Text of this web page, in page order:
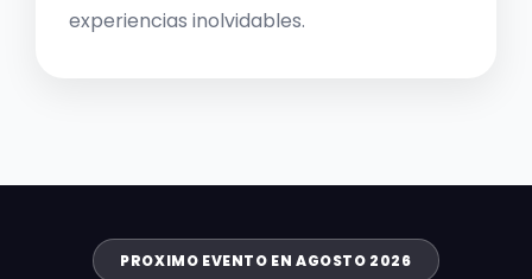
experiencias inolvidables.
PROXIMO EVENTO EN AGOSTO 2026